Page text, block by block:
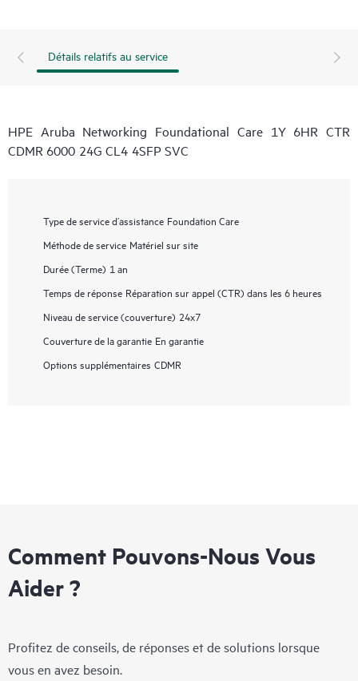
Détails relatifs au service
HPE Aruba Networking Foundational Care 1Y 6HR CTR
CDMR 6000 24G CL4 4SFP SVC
Type de service d’assistance Foundation Care
Méthode de service Matériel sur site
Durée (Terme) 1 an
Temps de réponse Réparation sur appel (CTR) dans les 6 heures
Niveau de service (couverture) 24x7
Couverture de la garantie En garantie
Options supplémentaires CDMR
Comment Pouvons-Nous Vous
Aider ?
Profitez de conseils, de réponses et de solutions lorsque
vous en avez besoin.